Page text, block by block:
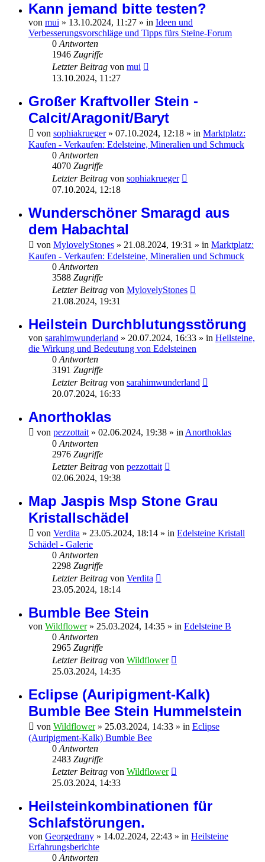
Kann jemand bitte testen?
von mui » 13.10.2024, 11:27 » in Ideen und
Verbesserungsvorschläge und Tipps fürs Steine-Forum
0 Antworten
1946 Zugriffe
Letzter Beitrag von mui
13.10.2024, 11:27
Großer Kraftvoller Stein -
Calcit/Aragonit/Baryt
von sophiakrueger» 07.10.2024, 12:18 » in Marktplatz:
Kaufen - Verkaufen: Edelsteine, Mineralien und Schmuck
0 Antworten
4070 Zugriffe
Letzter Beitrag von sophiakrueger
07.10.2024, 12:18
Wunderschöner Smaragd aus
dem Habachtal
von MylovelyStones » 21.08.2024, 19:31 » in Marktplatz:
Kaufen - Verkaufen: Edelsteine, Mineralien und Schmuck
0 Antworten
3588 Zugriffe
Letzter Beitrag von MylovelyStones
21.08.2024, 19:31
Heilstein Durchblutungsstörung
von sarahimwunderland » 20.07.2024, 16:33 » in Heilsteine,
die Wirkung und Bedeutung von Edelsteinen
0 Antworten
3191 Zugriffe
Letzter Beitrag von sarahimwunderland
20.07.2024, 16:33
Anorthoklas
von pezzottait » 02.06.2024, 19:38 » in Anorthoklas
0 Antworten
2976 Zugriffe
Letzter Beitrag von pezzottait
02.06.2024, 19:38
Map Jaspis Msp Stone Grau
Kristallschädel
von Verdita » 23.05.2024, 18:14 » in Edelsteine Kristall
Schädel - Galerie
0 Antworten
2298 Zugriffe
Letzter Beitrag von Verdita
23.05.2024, 18:14
Bumble Bee Stein
von Wildflower» 25.03.2024, 14:35 » in Edelsteine B
0 Antworten
2965 Zugriffe
Letzter Beitrag von Wildflower
25.03.2024, 14:35
Eclipse (Auripigment-Kalk)
Bumble Bee Stein Hummelstein
von Wildflower» 25.03.2024, 14:33 » in Eclipse
(Auripigment-Kalk) Bumble Bee
0 Antworten
2483 Zugriffe
Letzter Beitrag von Wildflower
25.03.2024, 14:33
Heilsteinkombinationen für
Schlafstörungen.
von Georgedrany » 14.02.2024, 22:43 » in Heilsteine
Erfahrungsberichte
0 Antworten